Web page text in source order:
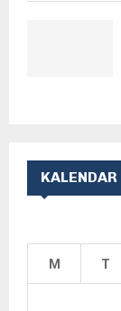
KALENDAR
M T